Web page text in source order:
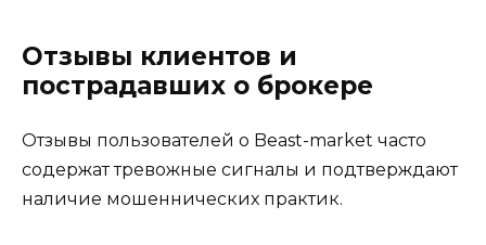
Отзывы клиентов и
пострадавших о брокере
Отзывы пользователей о Beast-market часто
содержат тревожные сигналы и подтверждают
наличие мошеннических практик.